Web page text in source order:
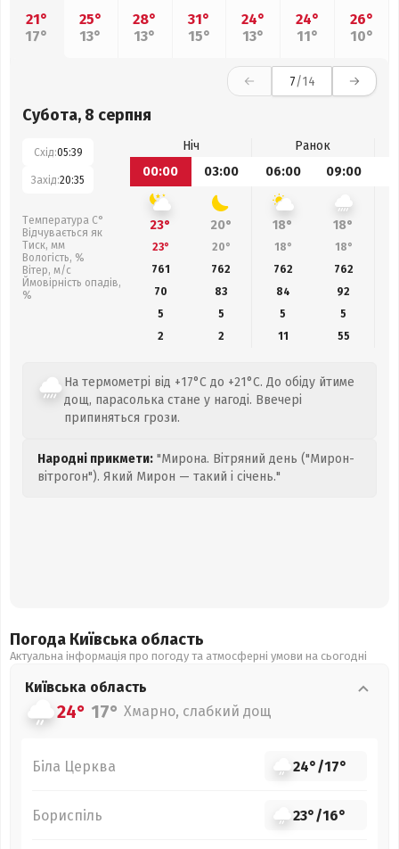
21°
17°
25°
13°
28°
13°
31°
15°
24°
13°
24°
11°
26°
10°
7/14
Субота, 8 серпня
Схід:05:39
Захід:20:35
Температура С°
Відчувається як
Тиск, мм
Вологість, %
Вітер, м/с
Ймовірність опадів,
%
Ніч
Ранок
00:00
03:00 06:00 09:00
23° 20° 18° 18°
23° 20° 18° 18°
761
762 762 762
70
83 84 92
5
5 5
5
2
2 11 55
На термометрі від +17°C до +21°C. До обіду йтиме
дощ, парасолька стане у нагоді. Ввечері
припиняться грози.
Народні прикмети: "Мирона. Вітряний день ("Мирон-
вітрогон"). Який Мирон — такий і січень."
Погода Київська область
Актуальна інформація про погоду та атмосферні умови на сьогодні
Київська область
24° 17° Хмарно, слабкий дощ
Біла Церква 24°/17°
Бориспіль 23°/16°